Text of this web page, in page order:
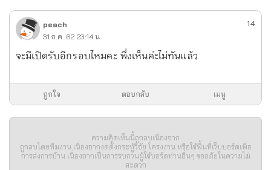
peach
31 ก.ค. 62 23:14 น.
14
จะมีเปิดรับอีกรอบไหมคะ พึ่งเห็นค่ะไม่ทันแล้ว
ถูกใจ ตอบกลับ เมนู
ความคิดเห็นนี้ถูกลบเนื่องจาก
ถูกลบโดยทีมงาน เนื่องจากงดตั้งกระทู้วิจัย โครงงาน หรือใช้พื้นที่เว็บบอร์ดเพื่อ
การส่งการบ้าน เนื่องจากเป็นการรบกวนผู้ใช้บอร์ดท่านอื่นๆ ขออภัยในความไม่
สะดวก